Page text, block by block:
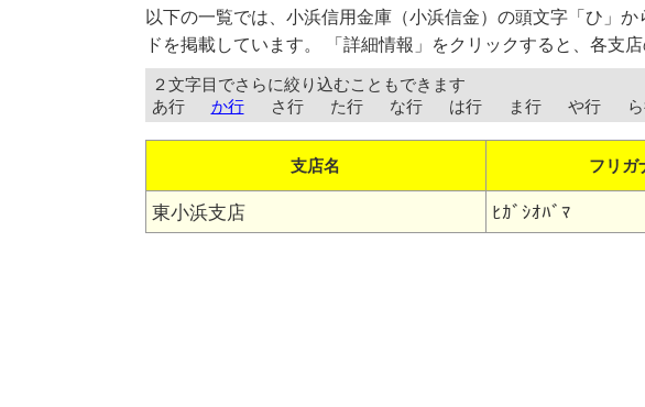
以下の一覧では、小浜信用金庫（小浜信金）の頭文字「ひ」
ドを掲載しています。 「詳細情報」をクリックすると、各支
２文字目でさらに絞り込むこともできます
あ行 か行 さ行 た行 な行 は行 ま行 や行
支店名 フリガ
東小浜支店 ﾋｶﾞｼｵﾊﾞﾏ